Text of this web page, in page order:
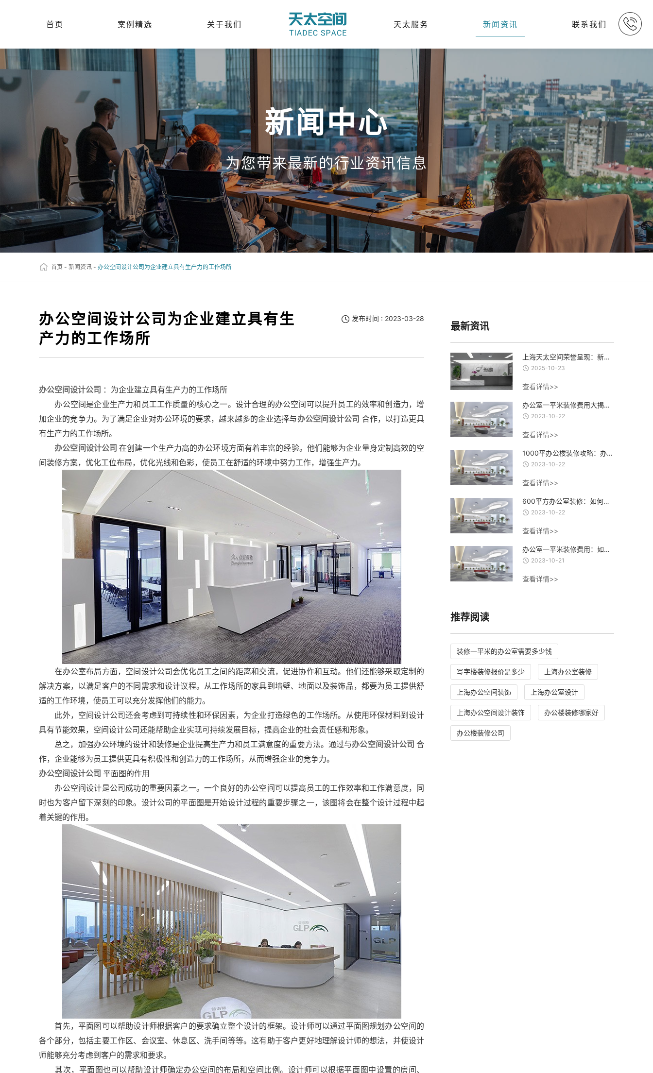
首页 案例精选 关于我们 天太服务 新闻资讯 联系我们
新闻中心
为您带来最新的行业资讯信息
首页 - 新闻资讯 - 办公空间设计公司为企业建立具有生产力的工作场所
办公空间设计公司为企业建立具有生
产力的工作场所
发布时间 : 2023-03-28
办公空间设计公司 ：为企业建立具有生产力的工作场所
办公空间是企业生产力和员工工作质量的核心之一。设计合理的办公空间可以提升员工的效率和创造力，增
加企业的竞争力。为了满足企业对办公环境的要求，越来越多的企业选择与办公空间设计公司 合作，以打造更具
有生产力的工作场所。
办公空间设计公司 在创建一个生产力高的办公环境方面有着丰富的经验。他们能够为企业量身定制高效的空
间装修方案，优化工位布局，优化光线和色彩，使员工在舒适的环境中努力工作，增强生产力。
在办公室布局方面，空间设计公司会优化员工之间的距离和交流，促进协作和互动。他们还能够采取定制的
解决方案，以满足客户的不同需求和设计议程。从工作场所的家具到墙壁、地面以及装饰品，都要为员工提供舒
适的工作环境，使员工可以充分发挥他们的能力。
此外，空间设计公司还会考虑到可持续性和环保因素，为企业打造绿色的工作场所。从使用环保材料到设计
具有节能效果，空间设计公司还能帮助企业实现可持续发展目标，提高企业的社会责任感和形象。
总之，加强办公环境的设计和装修是企业提高生产力和员工满意度的重要方法。通过与办公空间设计公司 合
作，企业能够为员工提供更具有积极性和创造力的工作场所，从而增强企业的竞争力。
办公空间设计公司 平面图的作用
办公空间设计是公司成功的重要因素之一。一个良好的办公空间可以提高员工的工作效率和工作满意度，同
时也为客户留下深刻的印象。设计公司的平面图是开始设计过程的重要步骤之一，该图将会在整个设计过程中起
着关键的作用。
首先，平面图可以帮助设计师根据客户的要求确立整个设计的框架。设计师可以通过平面图规划办公空间的
各个部分，包括主要工作区、会议室、休息区、洗手间等等。这有助于客户更好地理解设计师的想法，并使设计
师能够充分考虑到客户的需求和要求。
其次，平面图也可以帮助设计师确定办公空间的布局和空间比例。设计师可以根据平面图中设置的房间、
最新资讯
上海天太空间荣誉呈现：新泊地4500㎡总部科研办公一体化空间圆满交付
2025-10-23
查看详情>>
办公室一平米装修费用大揭秘：从设计到材料，了解每一项费用的合理估算
2023-10-22
查看详情>>
1000平办公楼装修攻略：办公楼装修设计、材料选择与施工流程全指南
2023-10-22
查看详情>>
600平方办公室装修：如何打造一个高效、舒适、创意的办公环境？
2023-10-22
查看详情>>
办公室一平米装修费用：如何合理控制装修成本，实现精致办公空间的经济建设
2023-10-21
查看详情>>
推荐阅读
装修一平米的办公室需要多少钱
写字楼装修报价是多少 上海办公室装修
上海办公空间装饰 上海办公室设计
上海办公空间设计装饰 办公楼装修哪家好
办公楼装修公司